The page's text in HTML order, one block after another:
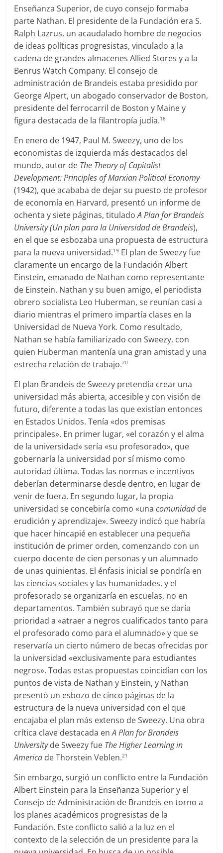
Enseñanza Superior, de cuyo consejo formaba
parte Nathan. El presidente de la Fundación era S.
Ralph Lazrus, un acaudalado hombre de negocios
de ideas políticas progresistas, vinculado a la
cadena de grandes almacenes Allied Stores y a la
Benrus Watch Company. El consejo de
administración de Brandeis estaba presidido por
George Alpert, un abogado conservador de Boston,
presidente del ferrocarril de Boston y Maine y
figura destacada de la filantropía judía.18
En enero de 1947, Paul M. Sweezy, uno de los
economistas de izquierda más destacados del
mundo, autor de The Theory of Capitalist
Development: Principles of Marxian Political Economy
(1942), que acababa de dejar su puesto de profesor
de economía en Harvard, presentó un informe de
ochenta y siete páginas, tituladoA Plan for Brandeis
University (Un plan para la Universidad de Brandeis),
en el que se esbozaba una propuesta de estructura
para la nueva universidad.19 El plan de Sweezy fue
claramente un encargo de la Fundación Albert
Einstein, emanado de Nathan como representante
de Einstein. Nathan y su buen amigo, el periodista
obrero socialista Leo Huberman, se reunían casi a
diario mientras el primero impartía clases en la
Universidad de Nueva York. Como resultado,
Nathan se había familiarizado con Sweezy, con
quien Huberman mantenía una gran amistad y una
estrecha relación de trabajo.20
El plan Brandeis de Sweezy pretendía crear una
universidad más abierta, accesible y con visión de
futuro, diferente a todas las que existían entonces
en Estados Unidos. Tenía «dos premisas
principales». En primer lugar, «el corazón y el alma
de la universidad» sería «su profesorado», que
gobernaría la universidad por sí mismo como
autoridad última. Todas las normas e incentivos
deberían determinarse desde dentro, en lugar de
venir de fuera. En segundo lugar, la propia
universidad se concebiría como «unacomunidadde
erudición y aprendizaje». Sweezy indicó que habría
que hacer hincapié en establecer una pequeña
institución de primer orden, comenzando con un
cuerpo docente de cien personas y un alumnado
de unas quinientas. El énfasis inicial se pondría en
las ciencias sociales y las humanidades, y el
profesorado se organizaría en escuelas, no en
departamentos. También subrayó que se daría
prioridad a «atraer a negros cualificados tanto para
el profesorado como para el alumnado» y que se
reservaría un cierto número de becas ofrecidas por
la universidad «exclusivamente para estudiantes
negros». Todas estas propuestas coincidían con los
puntos de vista de Nathan y Einstein, y Nathan
presentó un esbozo de cinco páginas de la
estructura de la nueva universidad con el que
encajaba el plan más extenso de Sweezy. Una obra
crítica clave destacada enA Plan for Brandeis
Universityde Sweezy fue The Higher Learning in
America de Thorstein Veblen.21
Sin embargo, surgió un conflicto entre la Fundación
Albert Einstein para la Enseñanza Superior y el
Consejo de Administración de Brandeis en torno a
los planes académicos progresistas de la
Fundación. Este conflicto salió a la luz en el
contexto de la selección de un presidente para la